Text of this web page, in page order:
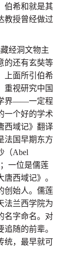
伯希和就是其
教授曾经做过
经洞文物主
的还有玄奘等
上面所引伯希
重视研究中国
界——一定程
一个好的学术
西域记》翻译
法国早期东方
（Abel
一位是儒莲
唐西域记》。
创始人。儒莲
法兰西学院为
名字命名。对
随的前辈。
统，最早就可